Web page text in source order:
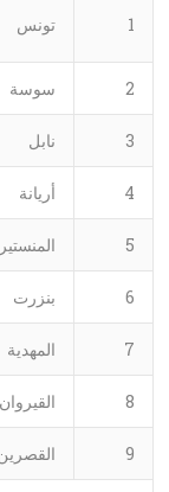
1 تونس
2 سوسة
3 نابل
4 أريانة
5 المنستير
6 بنزرت
7 المهدية
8 القيروان
9